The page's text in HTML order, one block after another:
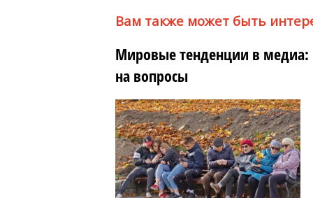
Вам также может быть
Мировые тенденции в медиа:
на вопросы